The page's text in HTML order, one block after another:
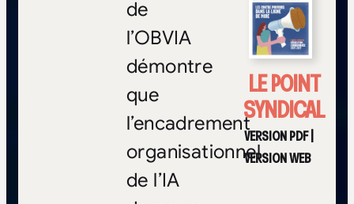
LE POINT
SYNDICAL
VERSION PDF|
VERSION WEB
de
l’OBVIA
démontre
que
l’encadrement
organisationnel
de l’IA